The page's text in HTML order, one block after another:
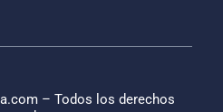
– Todos los derechos